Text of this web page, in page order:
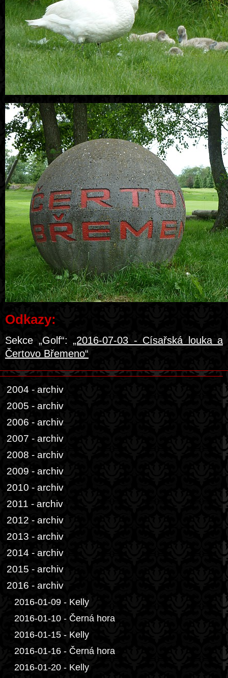
Odkazy:
Sekce „Golf“: „2016-07-03 - Císařská louka a
Čertovo Břemeno“
2004 - archiv
2005 - archiv
2006 - archiv
2007 - archiv
2008 - archiv
2009 - archiv
2010 - archiv
2011 - archiv
2012 - archiv
2013 - archiv
2014 - archiv
2015 - archiv
2016 - archiv
2016-01-09 - Kelly
2016-01-10 - Černá hora
2016-01-15 - Kelly
2016-01-16 - Černá hora
2016-01-20 - Kelly